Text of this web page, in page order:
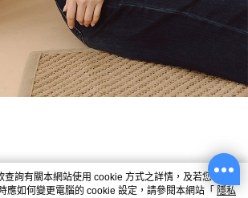
詢有關本網站使用 cookie 方式之詳情，及若您不希
應如何變更電腦的 cookie 設定，請參閱本網站「 隱私